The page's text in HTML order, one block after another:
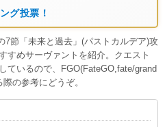
グ投票！
7節「未来と過去」(パストカルデア)攻
すめサーヴァントを紹介。クエスト
ているので、FGO(FateGO,fate/grand
の参考にどうぞ。